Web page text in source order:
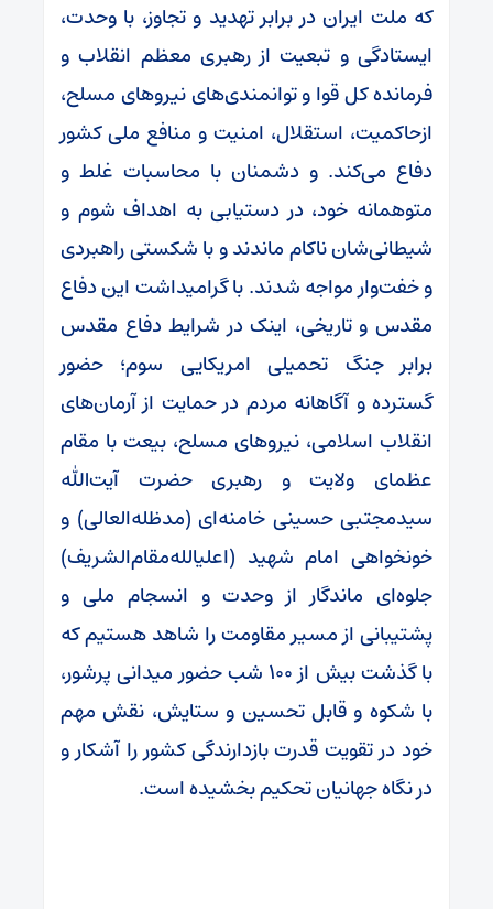
که ملت ایران در برابر تهدید و تجاوز، با وحدت،
ایستادگی و تبعیت از رهبری معظم انقلاب و
فرمانده کل قوا و توانمندی‌های نیروهای مسلح،
ازحاکمیت، استقلال، امنیت و منافع ملی کشور
دفاع می‌کند. و دشمنان با محاسبات غلط و
متوهمانه خود، در دستیابی به اهداف شوم و
شیطانی‌شان ناکام ماندند و با شکستی راهبردی
و خفت‌وار مواجه شدند. با گرامیداشت این دفاع
مقدس و تاریخی، اینک در شرایط دفاع مقدس
برابر جنگ تحمیلی امریکایی سوم؛ حضور
گسترده و آگاهانه مردم در حمایت از آرمان‌های
انقلاب اسلامی، نیروهای مسلح، بیعت با مقام
عظمای ولایت و رهبری حضرت آیت‌الله
سیدمجتبی حسینی خامنه‌ای (مدظله‌العالی) و
خونخواهی امام شهید (اعلیالله‌مقام‌الشریف)
جلوه‌ای ماندگار از وحدت و انسجام ملی و
پشتیبانی از مسیر مقاومت را شاهد هستیم که
با گذشت بیش از ۱۰۰ شب حضور میدانی پرشور،
با شکوه و قابل تحسین و ستایش، نقش مهم
خود در تقویت قدرت بازدارندگی کشور را آشکار و
در نگاه جهانیان تحکیم بخشیده است.